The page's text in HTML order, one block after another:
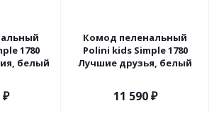
1780
белый
₽
Комод пеленальный
Polini kids Simple 1780
Лучшие друзья, белый
11 590₽